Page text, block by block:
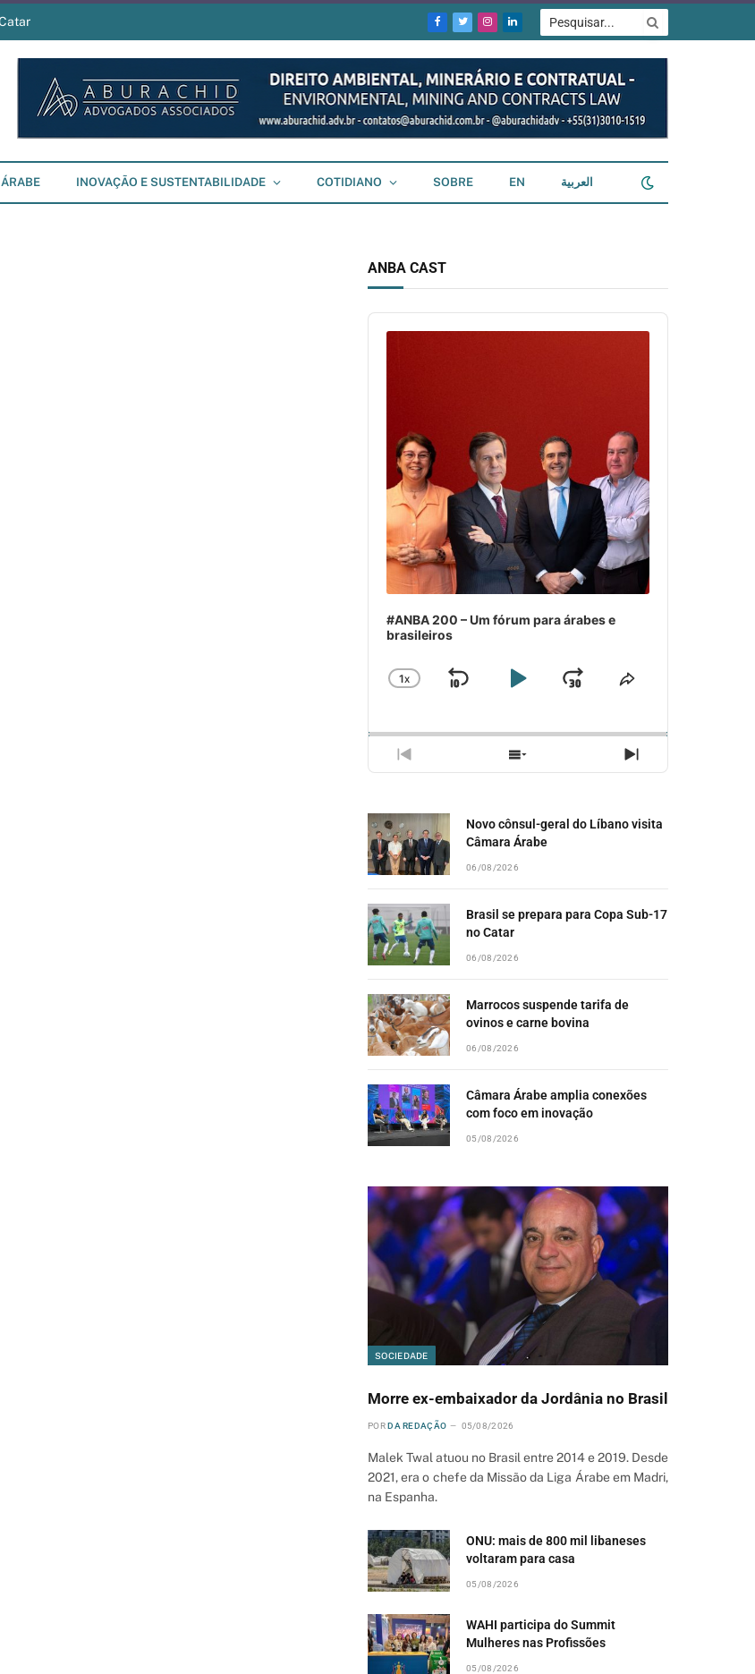
Facebook
TwitterInstagram
LinkedIn
INOVAÇÃO E SUSTENTABILIDADE COTIDIANO SOBRE EN العربية
ANBA CAST
Audio
Player
#ANBA 200 – Um fórum para árabes e
brasileiros
CHANGE
1X
SKIPPLAYJUMP
PREVIOUS
EPISODE
SHOW
EPISODES
NEXT
EPISODE
Novo cônsul-geral do Líbano visita
Câmara Árabe
06/08/2026
Brasil se prepara para Copa Sub-17
no Catar
06/08/2026
Marrocos suspende tarifa de
ovinos e carne bovina
06/08/2026
Câmara Árabe amplia conexões
com foco em inovação
05/08/2026
SOCIEDADE
Morre ex-embaixador da Jordânia no Brasil
POR DA REDAÇÃO 05/08/2026
Malek Twal atuou no Brasil entre 2014 e 2019. Desde
2021, era o chefe da Missão da Liga Árabe em Madri,
na Espanha.
ONU: mais de 800 mil libaneses
voltaram para casa
05/08/2026
WAHI participa do Summit
Mulheres nas Profissões
05/08/2026